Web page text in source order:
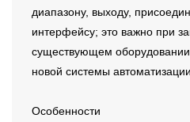
диапазону, выходу,
интерфейсу; это важно при
существующем
новой системы
Особенности